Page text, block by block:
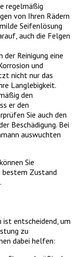
regelmäßig
von Ihren Rädern
Seifenlösung
auch die Felgen
der Reinigung eine
und
nicht nur das
Langlebigkeit.
den
er den
Sie auch den
Beschädigung. Bei
auswuchten
Sie
bestem Zustand
entscheidend, um
zu
dabei helfen: